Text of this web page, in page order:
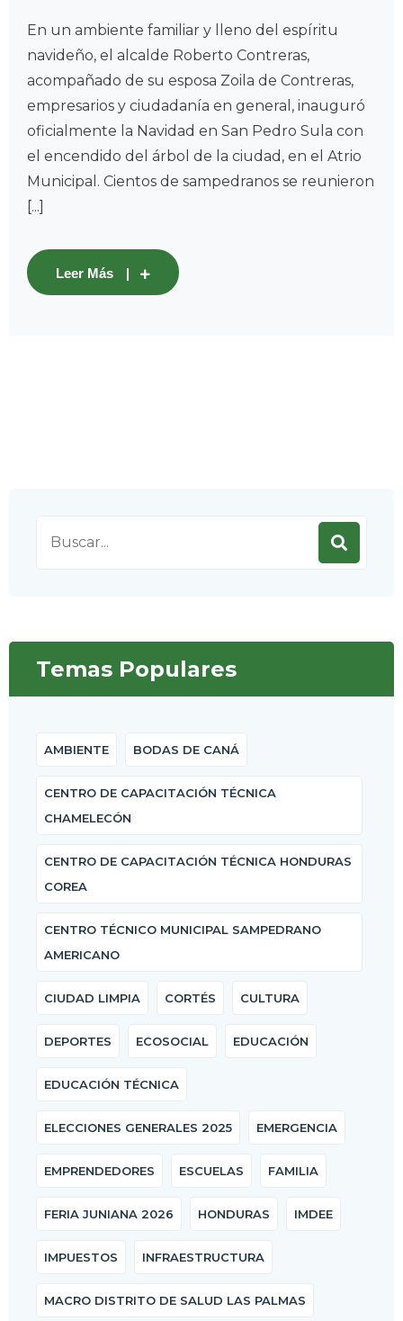
En un ambiente familiar y lleno del espíritu
navideño, el alcalde Roberto Contreras,
acompañado de su esposa Zoila de Contreras,
empresarios y ciudadanía en general, inauguró
oficialmente la Navidad en San Pedro Sula con
el encendido del árbol de la ciudad, en el Atrio
Municipal. Cientos de sampedranos se reunieron
[...]
Leer Más
for:
Temas Populares
AMBIENTE BODAS DE CANÁ
CENTRO DE CAPACITACIÓN TÉCNICA
CHAMELECÓN
CENTRO DE CAPACITACIÓN TÉCNICA HONDURAS
COREA
CENTRO TÉCNICO MUNICIPAL SAMPEDRANO
AMERICANO
CIUDAD LIMPIA CORTÉS CULTURA
DEPORTES ECOSOCIAL EDUCACIÓN
EDUCACIÓN TÉCNICA
ELECCIONES GENERALES 2025 EMERGENCIA
EMPRENDEDORES ESCUELAS FAMILIA
FERIA JUNIANA 2026 HONDURAS IMDEE
IMPUESTOS INFRAESTRUCTURA
MACRO DISTRITO DE SALUD LAS PALMAS